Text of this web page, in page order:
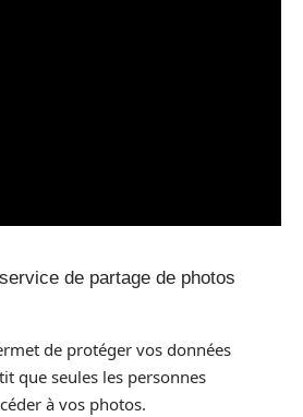
de partage de photos
de protéger vos données
que seules les personnes
à vos photos.